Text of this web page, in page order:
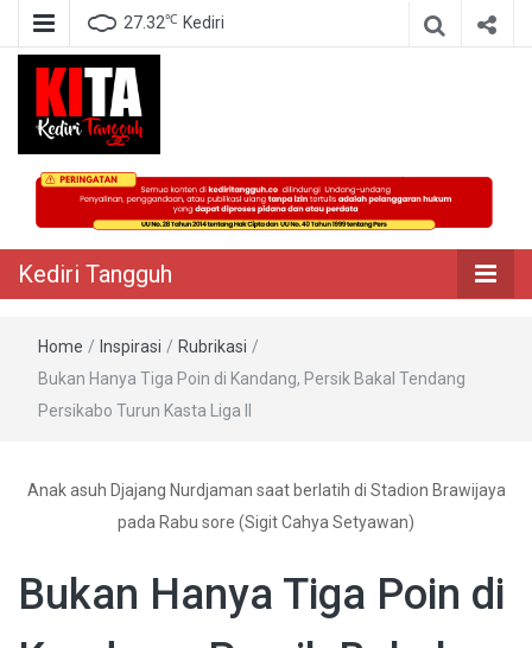
27.32℃ Kediri
Kediri Tangguh
Berita Akurat Terpercaya
Kediri Tangguh
Home / Inspirasi / Rubrikasi /
Bukan Hanya Tiga Poin di Kandang, Persik Bakal Tendang
Persikabo Turun Kasta Liga II
Anak asuh Djajang Nurdjaman saat berlatih di Stadion Brawijaya
pada Rabu sore (Sigit Cahya Setyawan)
Bukan Hanya Tiga Poin di